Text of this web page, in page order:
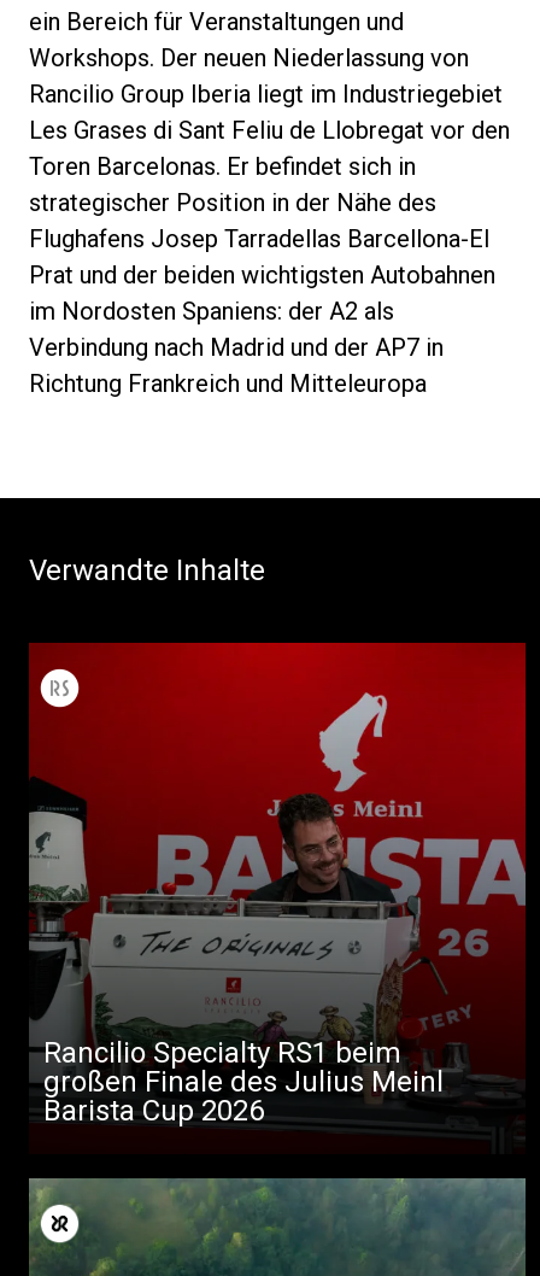
ein Bereich für Veranstaltungen und
Workshops. Der neuen Niederlassung von
Rancilio Group Iberia liegt im Industriegebiet
Les Grases di Sant Feliu de Llobregat vor den
Toren Barcelonas. Er befindet sich in
strategischer Position in der Nähe des
Flughafens Josep Tarradellas Barcellona-El
Prat und der beiden wichtigsten Autobahnen
im Nordosten Spaniens: der A2 als
Verbindung nach Madrid und der AP7 in
Richtung Frankreich und Mitteleuropa
Verwandte Inhalte
Rancilio Specialty RS1 beim
großen Finale des Julius Meinl
Barista Cup 2026